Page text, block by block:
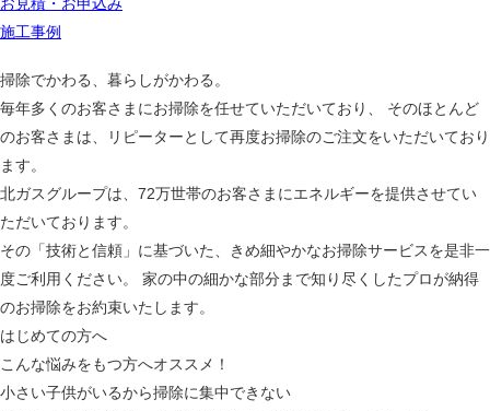
施工事例
掃除でかわる、暮らしがかわる。
毎年多くのお客さまにお掃除を任せていただいており、 そのほとんど
のお客さまは、リピーターとして再度お掃除のご注文をいただいており
ます。
北ガスグループは、72万世帯のお客さまにエネルギーを提供させてい
ただいております。
その「技術と信頼」に基づいた、きめ細やかなお掃除サービスを是非一
度ご利用ください。 家の中の細かな部分まで知り尽くしたプロが納得
のお掃除をお約束いたします。
はじめての方へ
こんな悩みをもつ方へオススメ！
小さい子供がいるから掃除に集中できない